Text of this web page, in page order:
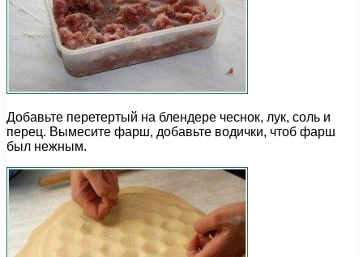
Добавьте перетертый на блендере чеснок, лук, соль и
перец. Вымесите фарш, добавьте водички, чтоб фарш
был нежным.